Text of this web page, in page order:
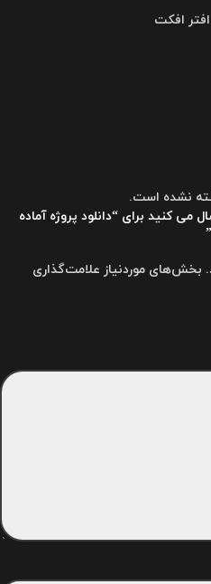
افکت
نشده است.
می کنید برای “دانلود پروژه آماده
بخش‌های موردنیاز علامت‌گذاری